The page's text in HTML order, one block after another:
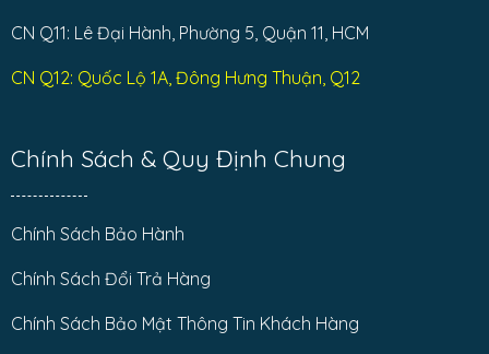
CN Q11: Lê Đại Hành, Phường 5, Quận 11, HCM
CN Q12: Quốc Lộ 1A, Đông Hưng Thuận, Q12
Chính Sách & Quy Định Chung
Chính Sách Bảo Hành
Chính Sách Đổi Trả Hàng
Chính Sách Bảo Mật Thông Tin Khách Hàng